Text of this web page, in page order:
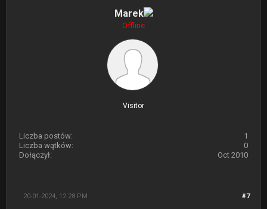
Marek
Offline
Visitor
Liczba postów:
1
Liczba wątków:
0
Dołączył:
Oct 2010
#7
20-01-2024, 12:28 PM